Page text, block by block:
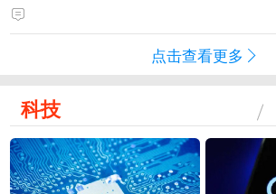
点击查看更多
科技